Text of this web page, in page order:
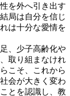
を外へ引き出す
局は自分を信じ
は十分な愛情を
、少子高齢化や
取り組まなけれ
こそ、これから
会が大きく変わ
とを認識し、教